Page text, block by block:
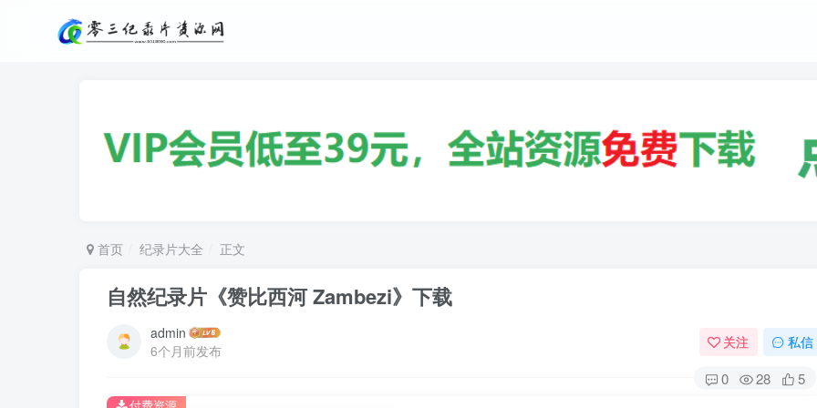
首页 纪录片大全 正文
自然纪录片《赞比西河 Zambezi》下载
admin
6个月前发布
关注 私信
0 28 5